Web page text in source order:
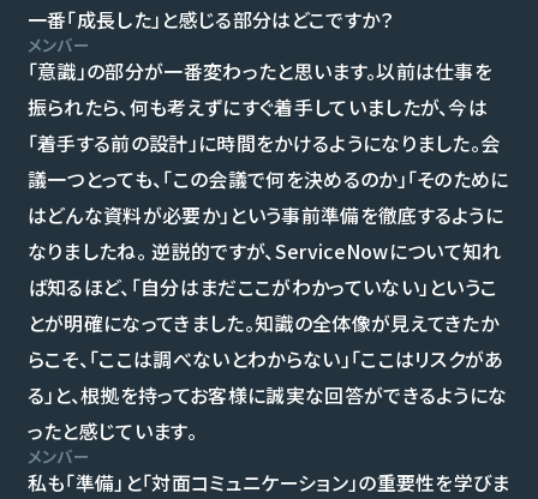
一番「成長した」と感じる部分はどこですか？
メンバー
「意識」の部分が一番変わったと思います。以前は仕事を
振られたら、何も考えずにすぐ着手していましたが、今は
「着手する前の設計」に時間をかけるようになりました。会
議一つとっても、「この会議で何を決めるのか」「そのために
はどんな資料が必要か」という事前準備を徹底するように
なりましたね。 逆説的ですが、ServiceNowについて知れ
ば知るほど、「自分はまだここがわかっていない」というこ
とが明確になってきました。知識の全体像が見えてきたか
らこそ、「ここは調べないとわからない」「ここはリスクがあ
る」と、根拠を持ってお客様に誠実な回答ができるようにな
ったと感じています。
メンバー
私も「準備」と「対面コミュニケーション」の重要性を学びま